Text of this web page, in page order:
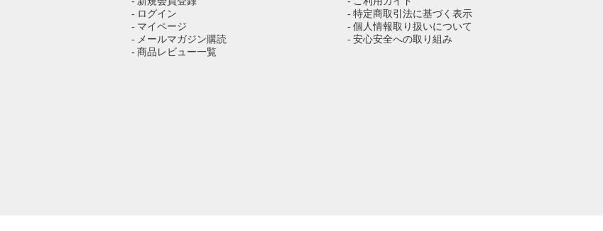
- ログイン
- マイページ
- メールマガジン購読
- 商品レビュー一覧
- 特定商取引法に基づく表示
- 個人情報取り扱いについて
- 安心安全への取り組み